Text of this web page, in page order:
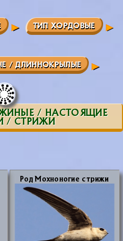
ТИП ХОРДОВЫЕ
/ ДЛИННОКРЫЛЫЕ
/ НАСТОЯЩИЕ
/ СТРИЖИ
Род Мох­но­но­гие стри­жи